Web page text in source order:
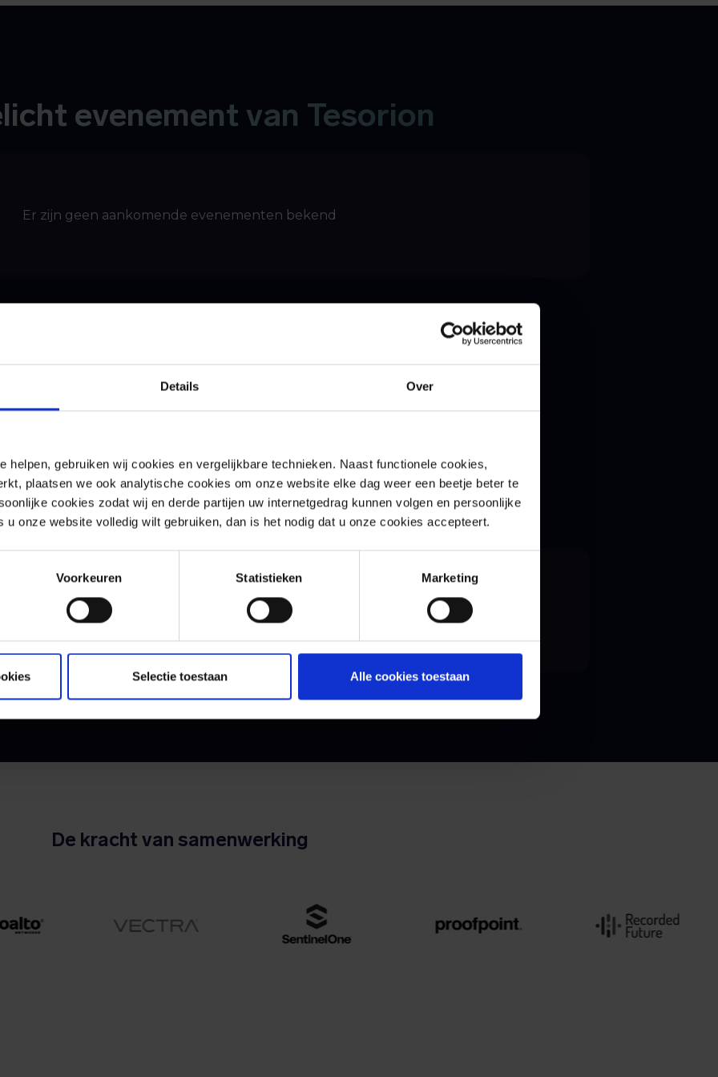
Details Over
helpen, gebruiken wij cookies en vergelijkbare technieken. Naast functionele cookies,
plaatsen we ook analytische cookies om onze website elke dag weer een beetje beter te
cookies zodat wij en derde partijen uw internetgedrag kunnen volgen en persoonlijke
u onze website volledig wilt gebruiken, dan is het nodig dat u onze cookies accepteert.
Voorkeuren Statistieken Marketing
Selectie toestaan Alle cookies toestaan
evenement van Tesorion
Er zijn geen aankomende evenementen bekend
evenementen van Tesorion
(nog) geen andere aankomende evenementen bekend
De kracht van samenwerking